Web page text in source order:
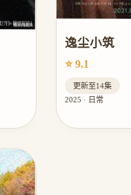
逸尘小筑
⭐ 9.1
更新至14集
2025 · 日常